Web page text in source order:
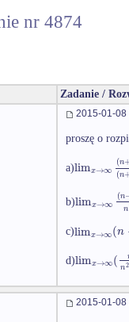
nr 4874
Zadanie /
2015-01-08
proszę o
a)limx→∞
(n
(n
b)limx→∞
(n
n
c)limx→∞(n
d)limx→∞( n2
2015-01-08